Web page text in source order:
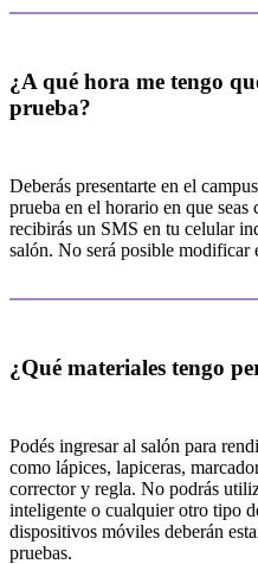
¿A qué hora me tengo
prueba?
Deberás presentarte en el
prueba en el horario en que
recibirás un SMS en tu celular
salón. No será posible modificar
¿Qué materiales tengo
Podés ingresar al salón para
como lápices, lapiceras,
corrector y regla. No podrás
inteligente o cualquier otro tipo
dispositivos móviles deberán
pruebas.